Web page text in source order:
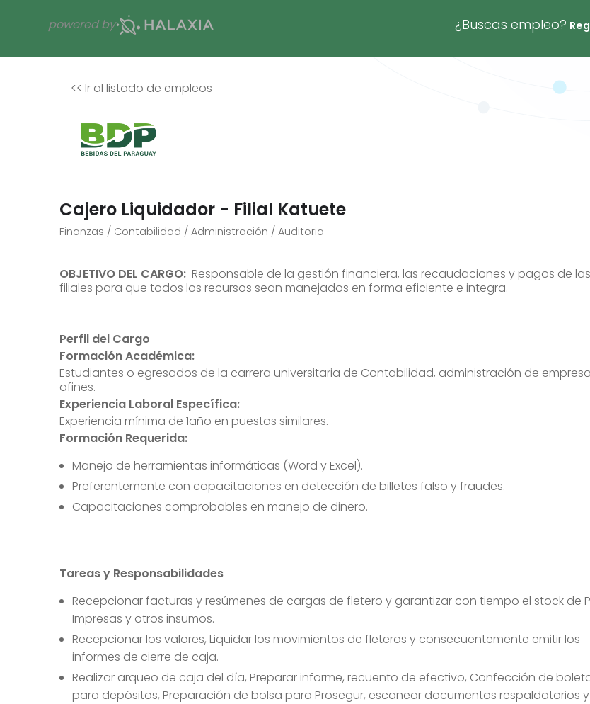
powered by ¿Buscas empleo?
<< Ir al listado de empleos
Cajero Liquidador - Filial Katuete
Finanzas / Contabilidad / Administración / Auditoria
OBJETIVO DEL CARGO: Responsable de la gestión financiera, las recaudaciones y pagos de las
filiales para que todos los recursos sean manejados en forma eficiente e integra.
Perfil del Cargo
Formación Académica:
Estudiantes o egresados de la carrera universitaria de Contabilidad, administración de
afines.
Experiencia Laboral Específica:
Experiencia mínima de 1año en puestos similares.
Formación Requerida:
Manejo de herramientas informáticas (Word y Excel).
Preferentemente con capacitaciones en detección de billetes falso y fraudes.
Capacitaciones comprobables en manejo de dinero.
Tareas y Responsabilidades
Recepcionar facturas y resúmenes de cargas de fletero y garantizar con tiempo el stock de
Impresas y otros insumos.
Recepcionar los valores, Liquidar los movimientos de fleteros y consecuentemente emitir los
informes de cierre de caja.
Realizar arqueo de caja del día, Preparar informe, recuento de efectivo, Confección de
para depósitos, Preparación de bolsa para Prosegur, escanear documentos respaldatorios y